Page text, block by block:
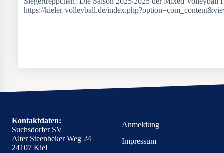
https://kieler-volleyball.de/
Kontaktdaten:
Suchsdorfer SV
Alter Steenbeker Weg 24
24107 Kiel
Anmeldung
Impressum